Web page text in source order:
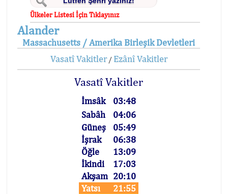
Ülkeler Listesi İçin Tıklayınız
Alander
Massachusetts / Amerika Birleşik Devletleri
Vasatî Vakitler/ Ezânî Vakitler
Vasatî Vakitler
İmsâk
03:48
Sabâh
04:06
Güneş
05:49
İşrak
06:38
Öğle
13:09
İkindi
17:03
Akşam 20:10
Yatsı
21:55